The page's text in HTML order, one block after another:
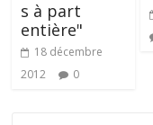
s à part
entière"
18 décembre
2012
0